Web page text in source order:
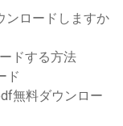
ンロードしますか
ドする方法
ド
無料ダウンロー